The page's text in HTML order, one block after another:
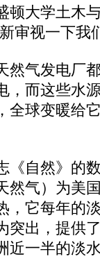
大学土木
审视一下我
气发电厂
，而这些水
全球变暖给
自然》的
然气）为美
，它每年的
突出，提供
近一半的淡